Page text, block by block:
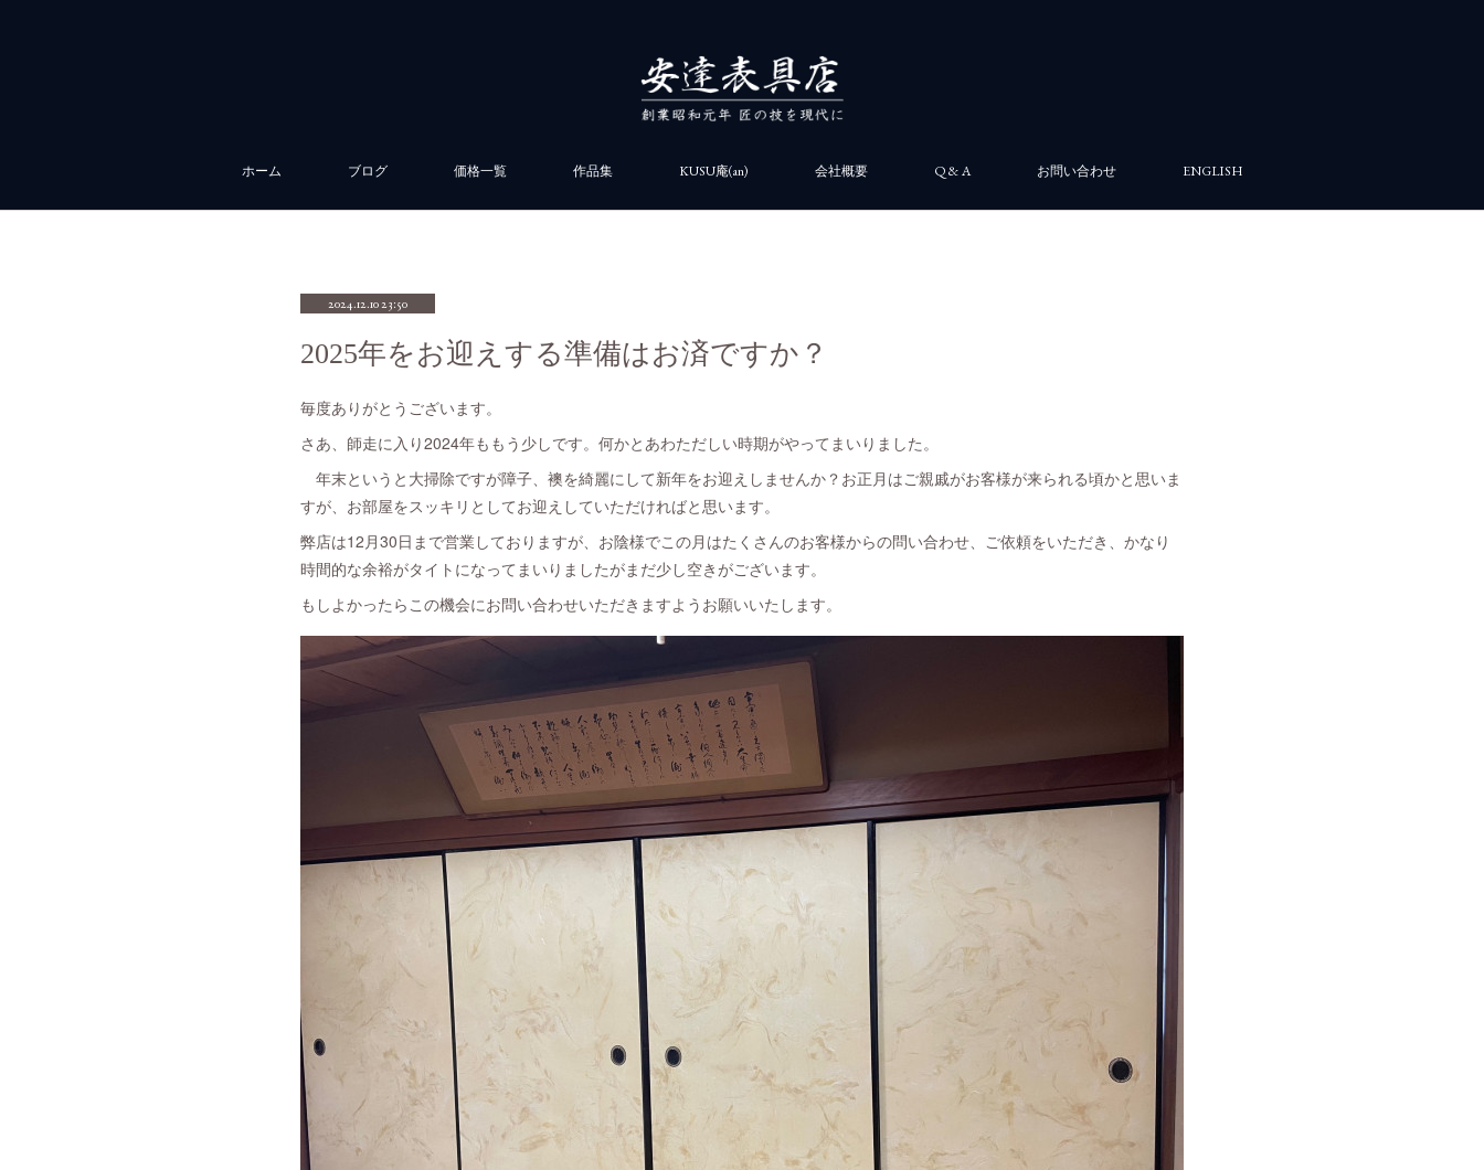
ホーム ブログ 価格一覧 作品集 KUSU庵(an) 会社概要 Q & A お問い合わせ ENGLISH
2024.12.10 23:50
2025年をお迎えする準備はお済ですか？
毎度ありがとうございます。
さあ、師走に入り2024年ももう少しです。何かとあわただしい時期がやってまいりました。
年末というと大掃除ですが障子、襖を綺麗にして新年をお迎えしませんか？お正月はご親戚がお客様が来られる頃かと思いま
すが、お部屋をスッキリとしてお迎えしていただければと思います。
弊店は12月30日まで営業しておりますが、お陰様でこの月はたくさんのお客様からの問い合わせ、ご依頼をいただき、かなり
時間的な余裕がタイトになってまいりましたがまだ少し空きがございます。
もしよかったらこの機会にお問い合わせいただきますようお願いいたします。